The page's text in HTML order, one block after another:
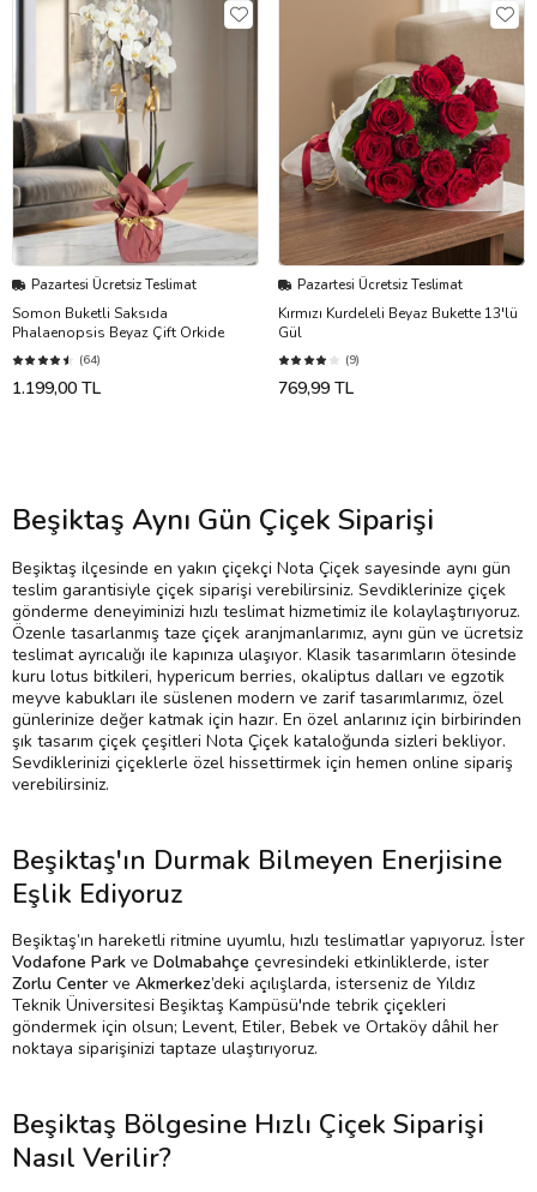
Pazartesi Ücretsiz Teslimat
Somon Buketli Saksıda
Phalaenopsis Beyaz Çift Orkide
(64)
1.199,00 TL
Pazartesi Ücretsiz Teslimat
Kırmızı Kurdeleli Beyaz Bukette 13'lü
Gül
(9)
769,99 TL
Beşiktaş Aynı Gün Çiçek Siparişi
Beşiktaş ilçesinde en yakın çiçekçi Nota Çiçek sayesinde aynı gün
teslim garantisiyle çiçek siparişi verebilirsiniz. Sevdiklerinize çiçek
gönderme deneyiminizi hızlı teslimat hizmetimiz ile kolaylaştırıyoruz.
Özenle tasarlanmış taze çiçek aranjmanlarımız, aynı gün ve ücretsiz
teslimat ayrıcalığı ile kapınıza ulaşıyor. Klasik tasarımların ötesinde
kuru lotus bitkileri, hypericum berries, okaliptus dalları ve egzotik
meyve kabukları ile süslenen modern ve zarif tasarımlarımız, özel
günlerinize değer katmak için hazır. En özel anlarınız için birbirinden
şık tasarım çiçek çeşitleri Nota Çiçek kataloğunda sizleri bekliyor.
Sevdiklerinizi çiçeklerle özel hissettirmek için hemen online sipariş
verebilirsiniz.
Beşiktaş'ın Durmak Bilmeyen Enerjisine
Eşlik Ediyoruz
Beşiktaş’ın hareketli ritmine uyumlu, hızlı teslimatlar yapıyoruz. İster
Vodafone Park ve Dolmabahçe çevresindeki etkinliklerde, ister
Zorlu Center ve Akmerkez’deki açılışlarda, isterseniz de Yıldız
Teknik Üniversitesi Beşiktaş Kampüsü'nde tebrik çiçekleri
göndermek için olsun; Levent, Etiler, Bebek ve Ortaköy dâhil her
noktaya siparişinizi taptaze ulaştırıyoruz.
Beşiktaş Bölgesine Hızlı Çiçek Siparişi
Nasıl Verilir?